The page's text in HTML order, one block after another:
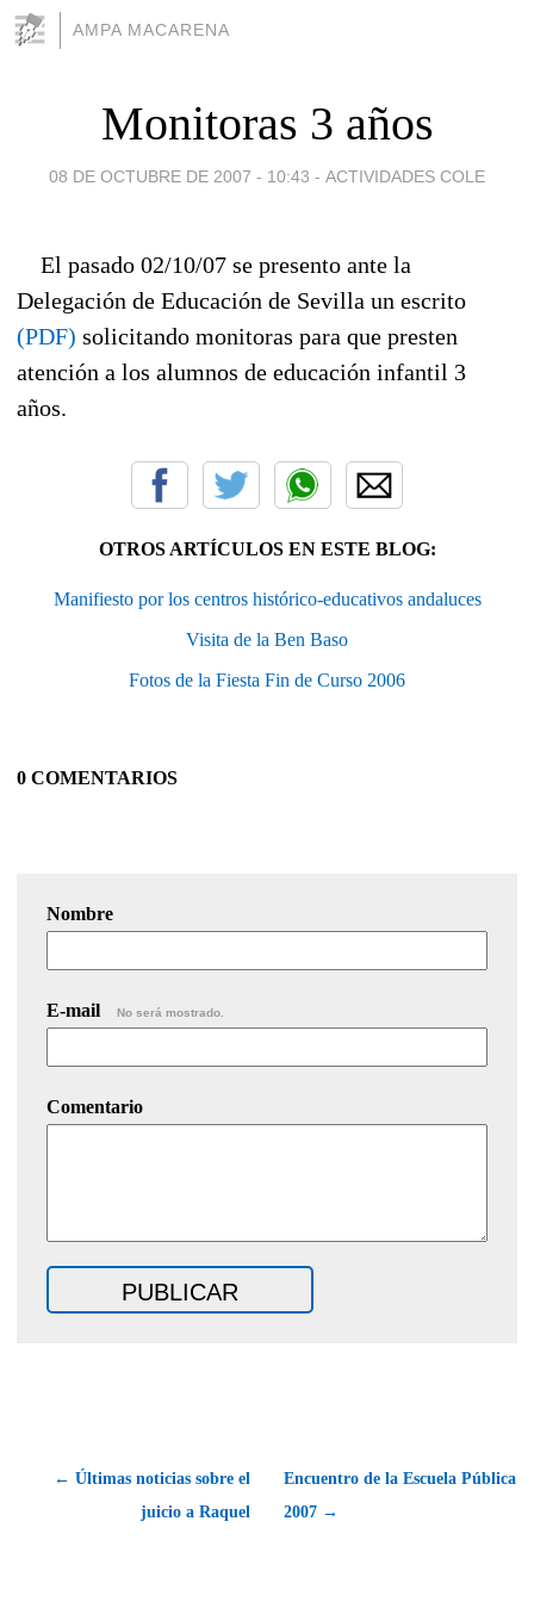
AMPA MACARENA
Monitoras 3 años
08 DE OCTUBRE DE 2007 - 10:43 - ACTIVIDADES COLE
El pasado 02/10/07 se presento ante la
Delegación de Educación de Sevilla un escrito
(PDF) solicitando monitoras para que presten
atención a los alumnos de educación infantil 3
años.
OTROS ARTÍCULOS EN ESTE BLOG:
Manifiesto por los centros histórico-educativos andaluces
Visita de la Ben Baso
Fotos de la Fiesta Fin de Curso 2006
0 COMENTARIOS
Nombre
E-mail No será mostrado.
Comentario
← Últimas noticias sobre el
juicio a Raquel
Encuentro de la Escuela Pública
2007 →